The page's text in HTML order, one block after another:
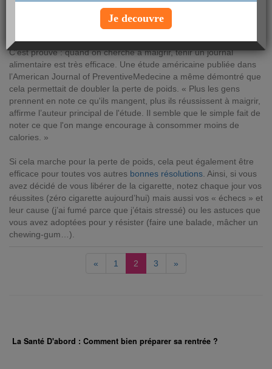
Conseil numéro 2 : Tenez un journal quotidien
C’est prouvé : quand on cherche à maigrir, tenir un journal
alimentaire est très efficace. Une étude américaine publiée dans
l’American Journal of PreventiveMedecine a même démontré que
cela permettait de doubler la perte de poids. « Plus les gens
prennent en note ce qu'ils mangent, plus ils réussissent à maigrir,
affirme l’auteur principal de l'étude. Il semble que le simple fait de
noter ce que l'on mange encourage à consommer moins de
calories. »
Si cela marche pour la perte de poids, cela peut également être
efficace pour toutes vos autres bonnes résolutions . Ainsi, si vous
avez décidé de vous libérer de la cigarette, notez chaque jour vos
réussites (zéro cigarette aujourd’hui) mais aussi vos « échecs » et
leur cause (j’ai fumé parce que j’étais stressé) ou les astuces que
vous avez adoptées pour y résister (faire une balade, mâcher un
chewing-gum…).
« 1 2 3 »
La Santé D'abord : Comment bien préparer sa rentrée ?
Je decouvre